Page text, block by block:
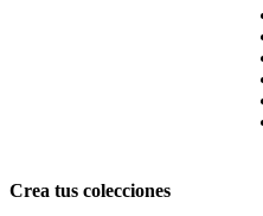
Crea tus colecciones